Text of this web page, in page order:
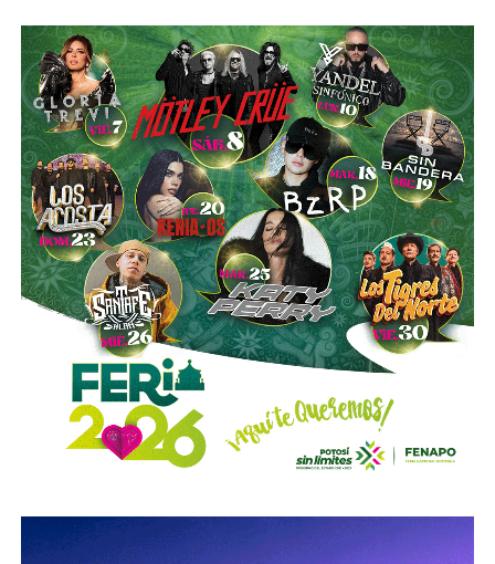
“Hoy el gremio del taxismo entiende que la competencia
es buena. Ellos estarán tratando de mejorar y brindar un
mejor servicio, mientras que la ciudadanía podrá elegir la
opción que considere más conveniente”, comentó.
La titular de la SCT reiteró que, mientras Uber no complete
el procedimiento administrativo y cumpla con las
obligaciones previstas en la ley, la plataforma no podrá
prestar el servicio de transporte en San Luis Potosí.
También lee:Ya es oficial: MiTaxi será la plataforma oficial
de transporte de la Fenapo 2026